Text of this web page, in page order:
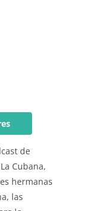
de
Cubana,
hermanas
las